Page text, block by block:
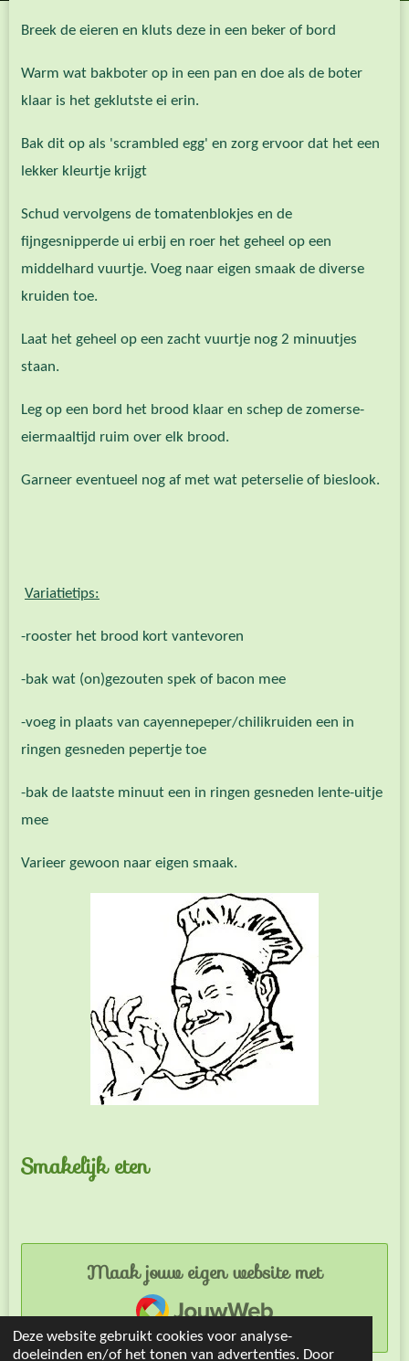
Deze website gebruikt cookies voor analyse-
doeleinden en/of het tonen van advertenties. Door
Breek de eieren en kluts deze in een beker of bord
Warm wat bakboter op in een pan en doe als de boter
klaar is het geklutste ei erin.
Bak dit op als 'scrambled egg' en zorg ervoor dat het een
lekker kleurtje krijgt
Schud vervolgens de tomatenblokjes en de
fijngesnipperde ui erbij en roer het geheel op een
middelhard vuurtje. Voeg naar eigen smaak de diverse
kruiden toe.
Laat het geheel op een zacht vuurtje nog 2 minuutjes
staan.
Leg op een bord het brood klaar en schep de zomerse-
eiermaaltijd ruim over elk brood.
Garneer eventueel nog af met wat peterselie of bieslook.
Variatietips:
-rooster het brood kort vantevoren
-bak wat (on)gezouten spek of bacon mee
-voeg in plaats van cayennepeper/chilikruiden een in
ringen gesneden pepertje toe
-bak de laatste minuut een in ringen gesneden lente-uitje
mee
Varieer gewoon naar eigen smaak.
Smakelijk eten
Maak jouw eigen website met
JouwWeb